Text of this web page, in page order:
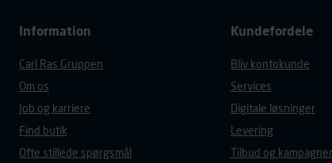
Information
Carl Ras Gruppen
Om os
Job og karriere
Find butik
Ofte stillede spørgsmål
Kundefordele
Bliv kontokunde
Services
Digitale løsninger
Levering
Tilbud og kampagner